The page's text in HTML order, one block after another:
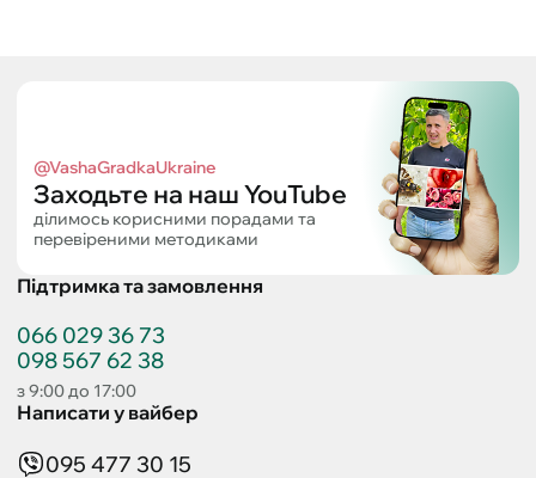
@VashaGradkaUkraine
Заходьте на наш YouTube
ділимось корисними порадами та
перевіреними методиками
Підтримка та замовлення
066 029 36 73
098 567 62 38
з 9:00 до 17:00
Написати у вайбер
095 477 30 15